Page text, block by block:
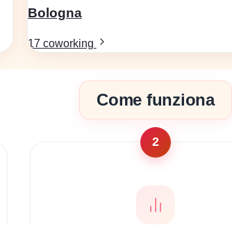
Come funziona
2
Bologna
17 coworking